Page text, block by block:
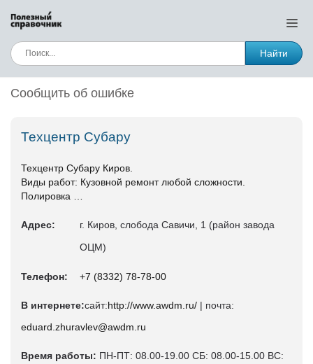
Найти
Сообщить об ошибке
Техцентр Субару
Техцентр Субару Киров.
Виды работ: Кузовной ремонт любой сложности.
Полировка …
Адрес:
г. Киров, слобода Савичи, 1 (район завода
ОЦМ)
Телефон: +7 (8332) 78-78-00
В интернете:сайт:http://www.awdm.ru/ | почта:
eduard.zhuravlev@awdm.ru
Время работы: ПН-ПТ: 08.00-19.00 СБ: 08.00-15.00 ВС: